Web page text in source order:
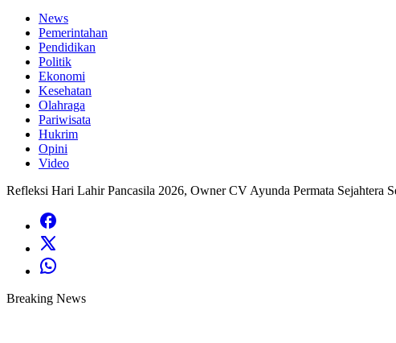
News
Pemerintahan
Pendidikan
Politik
Ekonomi
Kesehatan
Olahraga
Pariwisata
Hukrim
Opini
Video
Refleksi Hari Lahir Pancasila 2026, Owner CV Ayunda Permata Sejahtera
Breaking News